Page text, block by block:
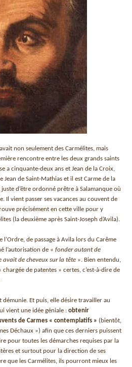
non seulement des Carmélites, mais
rencontre entre les deux grands saints
a cinquante-deux ans et Jean de la Croix,
Jean de Saint-Mathias et il est Carme de la
d’être ordonné prêtre à Salamanque où
Il vient passer ses vacances au couvent de
précisément en cette ville pour y
(la deuxième après Saint-Joseph d’Avila).
l’Ordre, de passage à Avila lors du Carême
l’autorisation de «fonder autant de
avait de cheveux sur la tête ». Bien entendu,
de patentes » certes, c’est-à-dire de
démunie. Et puis, elle désire travailler au
vient une idée géniale :obtenir
de Carmes « contemplatifs » (bientôt,
Déchaux ») afin que ces derniers puissent
pour toutes les démarches requises par la
et surtout pour la direction de ses
que les Carmélites, ils pourront mieux les